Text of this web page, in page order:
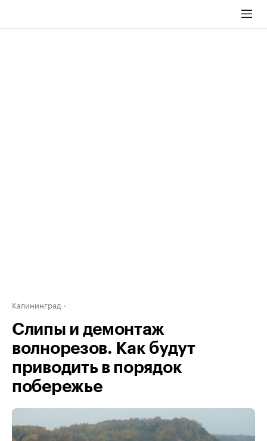
Калининград
Слипы и демонтаж
волнорезов. Как будут
приводить в порядок
побережье